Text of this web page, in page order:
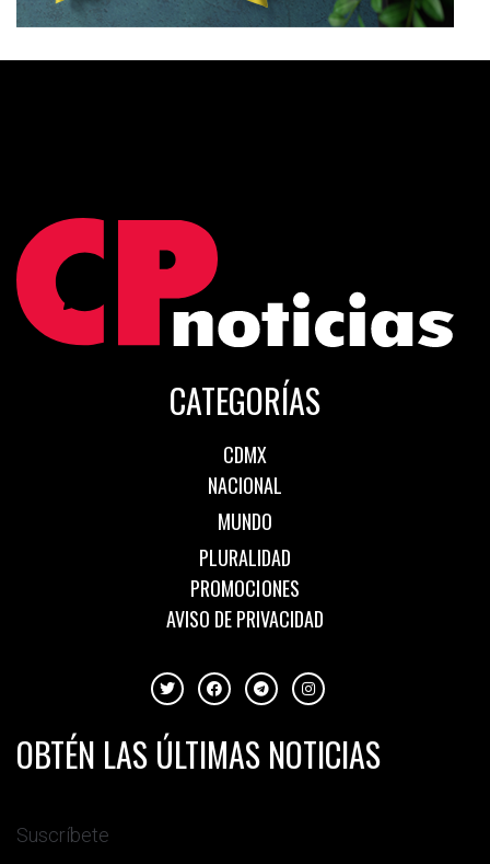
CATEGORÍAS
CDMX
NACIONAL
MUNDO
PLURALIDAD
PROMOCIONES
AVISO DE PRIVACIDAD
OBTÉN LAS ÚLTIMAS NOTICIAS
Suscríbete